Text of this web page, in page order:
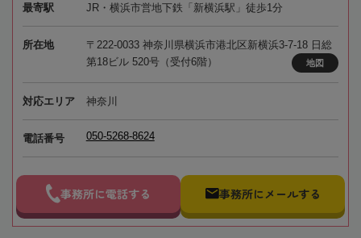
最寄駅 JR・横浜市営地下鉄「新横浜駅」徒歩1分
所在地
〒222-0033 神奈川県横浜市港北区新横浜3-7-18 日総
第18ビル 520号（受付6階）
地図
対応エリア 神奈川
電話番号 050-5268-8624
事務所に電話する 事務所にメールする